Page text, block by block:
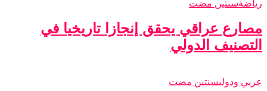
رياضةسنتين مضت
مصارع عراقي يحقق إنجازا تاريخيا في
التصنيف الدولي
عربي ودوليسنتين مضت